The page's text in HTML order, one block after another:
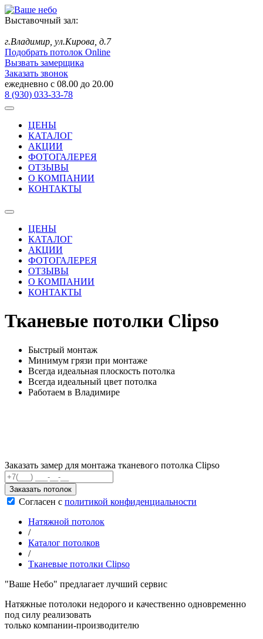
Выставочный зал:
г.Владимир, ул.Кирова, д.7
Подобрать потолок Online
Вызвать замерщика
Заказать звонок
ежедневно с 08.00 до 20.00
8 (930) 033-33-78
ЦЕНЫ
КАТАЛОГ
АКЦИИ
ФОТОГАЛЕРЕЯ
ОТЗЫВЫ
О КОМПАНИИ
КОНТАКТЫ
ЦЕНЫ
КАТАЛОГ
АКЦИИ
ФОТОГАЛЕРЕЯ
ОТЗЫВЫ
О КОМПАНИИ
КОНТАКТЫ
Тканевые потолки Clipso
Быстрый монтаж
Минимум грязи при монтаже
Всегда идеальная плоскость потолка
Всегда идеальный цвет потолка
Работаем в Владимире
Заказать замер для монтажа тканевого потолка Clipso
Заказать потолок
Согласен с политикой конфиденциальности
Натяжной потолок
/
Каталог потолков
/
Тканевые потолки Clipso
"Ваше Небо" предлагает лучший сервис
Натяжные потолоки недорого и качественно одновременно
под силу реализовать
только компании-производителю